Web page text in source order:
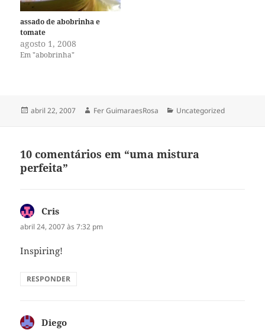
assado de abobrinha e
tomate
agosto 1, 2008
Em "abobrinha"
Publicado
abril 22, 2007 Autor
Fer GuimaraesRosa Categorias
Uncategorized
10 comentários em “uma mistura
perfeita”
Cris
abril 24, 2007 às 7:32 pm
Inspiring!
RESPONDER
Diego